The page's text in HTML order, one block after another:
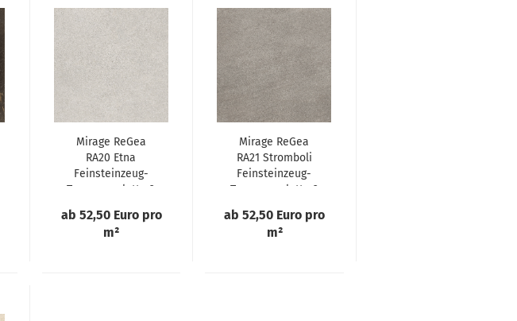
Mirage ReGea
RA20 Etna
Feinsteinzeug-
Terrassenplatte 2
ab 52,50 Euro pro
m²
Mirage ReGea
RA21 Stromboli
Feinsteinzeug-
Terrassenplatte 2
ab 52,50 Euro pro
m²